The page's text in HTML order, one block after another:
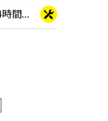
3年間センドバック修理保証・24時間×365日電話サポート